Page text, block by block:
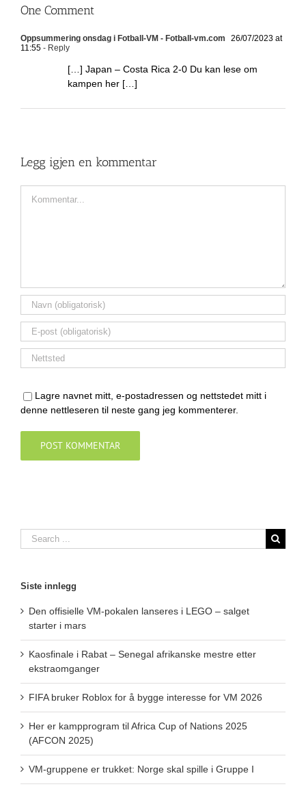
One Comment
Oppsummering onsdag i Fotball-VM - Fotball-vm.com
26/07/2023 at
11:55 - Reply
[…] Japan – Costa Rica 2-0 Du kan lese om
kampen her […]
Legg igjen en kommentar
Lagre navnet mitt, e-postadressen og nettstedet mitt i
denne nettleseren til neste gang jeg kommenterer.
Search
for:
Siste innlegg
Den offisielle VM-pokalen lanseres i LEGO – salget
starter i mars
Kaosfinale i Rabat – Senegal afrikanske mestre etter
ekstraomganger
FIFA bruker Roblox for å bygge interesse for VM 2026
Her er kampprogram til Africa Cup of Nations 2025
(AFCON 2025)
VM-gruppene er trukket: Norge skal spille i Gruppe I